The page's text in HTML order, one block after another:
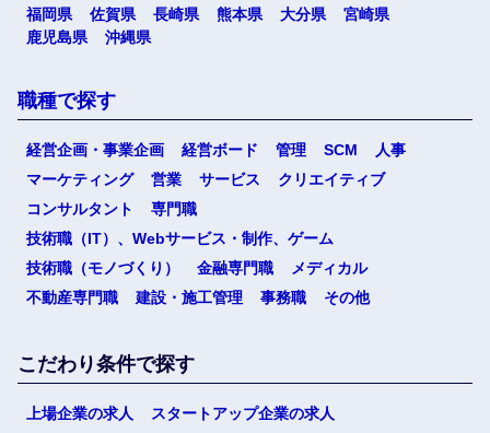
福岡県
佐賀県 長崎県 熊本県 大分県
宮崎県
鹿児島県
沖縄県
職種で探す
経営企画・事業企画 経営ボード 管理 SCM
人事
マーケティング
営業 サービス
クリエイティブ
コンサルタント
専門職
技術職（IT）、Webサービス・制作、ゲーム
技術職（モノづくり）
金融専門職
メディカル
不動産専門職
建設・施工管理 事務職 その他
こだわり条件で探す
上場企業の求人
スタートアップ企業の求人